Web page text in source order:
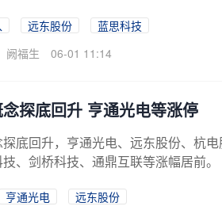
远东股份
蓝思科技
阙福生 06-01 11:14
探底回升 亨通光电等涨停
底回升，亨通光电、远东股份、杭
、剑桥科技、通鼎互联等涨幅居前。
亨通光电
远东股份